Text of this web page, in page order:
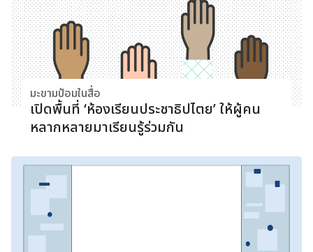
มะขามป้อมในสื่อ
เปิดพื้นที่ ‘ห้องเรียนประชาธิปไตย’ ให้ผู้คน
หลากหลายมาเรียนรู้ร่วมกัน